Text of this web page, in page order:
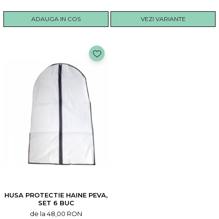
ADAUGA IN COS VEZI VARIANTE
HUSA PROTECTIE HAINE PEVA,
SET 6 BUC
de la 48,00 RON